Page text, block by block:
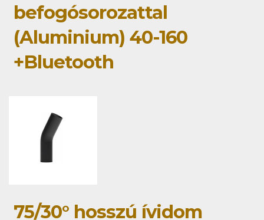
befogósorozattal
(Aluminium) 40-160
+Bluetooth
75/30° hosszú ívidom